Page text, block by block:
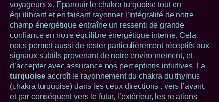
voyageurs ». Epanouir le chakra turquoise tout en
équilibrant et en faisant rayonner l’intégralité de notre
champ énergétique entraîne un ressenti de grande
confiance en notre équilibre énergétique interne. Cela
nous permet aussi de rester particulièrement réceptifs aux
signaux subtils provenant de notre environnement, et
d’accepter avec assurance nos perceptions intuitives. La
turquoise accroît le rayonnement du chakra du thymus
(chakra turquoise) dans les deux directions : vers l’avant,
et par conséquent vers le futur, l’extérieur, les relations